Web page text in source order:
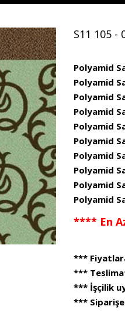
S11 105 -
Polyamid
Polyamid
Polyamid
Polyamid
Polyamid
Polyamid
Polyamid
Polyamid
Polyamid
Polyamid
**** En
***
***
*** İşçilik
***